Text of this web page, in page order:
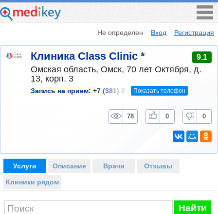
Не определен Вход Регистрация
Клиника Class Clinic * 9.1
Омская область, Омск, 70 лет Октября, д.
13, корп. 3
Запись на прием: +7 (381) 2 Показать телефон
78 0 0
Услуги Описание Врачи Отзывы
Клиники рядом
Найти